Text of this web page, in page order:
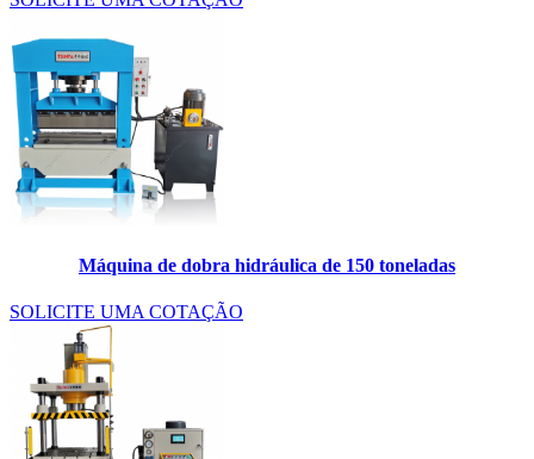
Máquina de dobra hidráulica de 150 toneladas
SOLICITE UMA COTAÇÃO